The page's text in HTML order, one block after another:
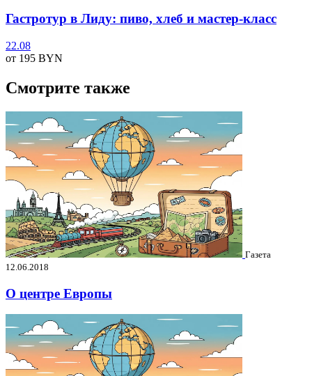
Гастротур в Лиду: пиво, хлеб и мастер-класс
22.08
от 195 BYN
Смотрите также
Газета
12.06.2018
О центре Европы